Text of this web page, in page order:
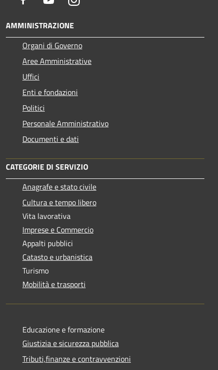
AMMINISTRAZIONE
Organi di Governo
Aree Amministrative
Uffici
Enti e fondazioni
Politici
Personale Amministrativo
Documenti e dati
CATEGORIE DI SERVIZIO
Anagrafe e stato civile
Cultura e tempo libero
Vita lavorativa
Imprese e Commercio
Appalti pubblici
Catasto e urbanistica
Turismo
Mobilità e trasporti
Educazione e formazione
Giustizia e sicurezza pubblica
Tributi,finanze e contravvenzioni